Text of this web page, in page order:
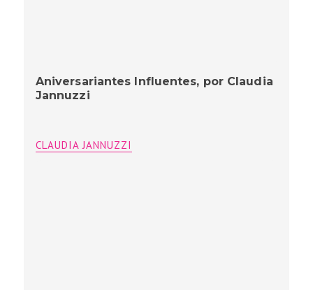
Aniversariantes Influentes, por Claudia
Jannuzzi
CLAUDIA JANNUZZI